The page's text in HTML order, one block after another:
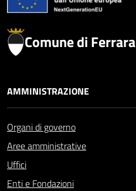
Comune di Ferrara
AMMINISTRAZIONE
Organi di governo
Aree amministrative
Uffici
Enti e Fondazioni